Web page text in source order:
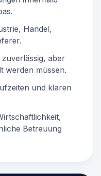
Handel,
aber
werden müssen.
und klaren
Betreuung